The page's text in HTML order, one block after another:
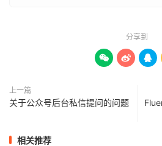
分享到
  
上一篇
关于公众号后台私信提问的问题
相关推荐